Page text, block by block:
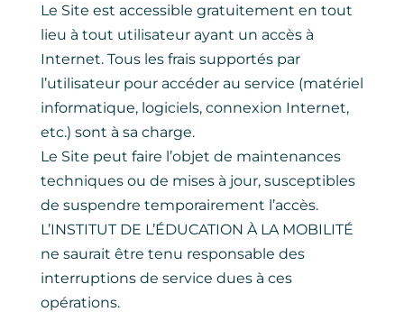
Le Site est accessible gratuitement en tout
lieu à tout utilisateur ayant un accès à
Internet. Tous les frais supportés par
l’utilisateur pour accéder au service (matériel
informatique, logiciels, connexion Internet,
etc.) sont à sa charge.
Le Site peut faire l’objet de maintenances
techniques ou de mises à jour, susceptibles
de suspendre temporairement l’accès.
L’INSTITUT DE L’ÉDUCATION À LA MOBILITÉ
ne saurait être tenu responsable des
interruptions de service dues à ces
opérations.